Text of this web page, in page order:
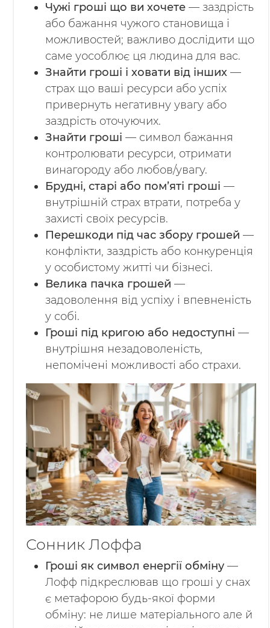
Чужі гроші що ви хочете — заздрість
або бажання чужого становища і
можливостей; важливо дослідити що
саме уособлює ця людина для вас.
Знайти гроші і ховати від інших —
страх що ваші ресурси або успіх
привернуть негативну увагу або
заздрість оточуючих.
Знайти гроші — символ бажання
контролювати ресурси, отримати
винагороду або любов/увагу.
Брудні, старі або пом’яті гроші —
внутрішній страх втрати, потреба у
захисті своїх ресурсів.
Перешкоди під час збору грошей —
конфлікти, заздрість або конкуренція
у особистому житті чи бізнесі.
Велика пачка грошей —
задоволення від успіху і впевненість
у собі.
Гроші під кригою або недоступні —
внутрішня незадоволеність,
непомічені можливості або страхи.
Сонник Лоффа
Гроші як символ енергії обміну —
Лофф підкреслював що гроші у снах
є метафорою будь-якої форми
обміну: не лише матеріального але й